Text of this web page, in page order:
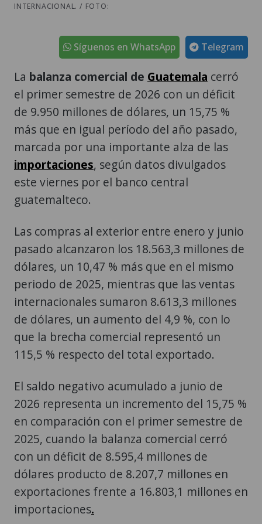
INTERNACIONAL. / FOTO:
Telegram
Síguenos en WhatsApp
La balanza comercial de Guatemala cerró
el primer semestre de 2026 con un déficit
de 9.950 millones de dólares, un 15,75 %
más que en igual período del año pasado,
marcada por una importante alza de las
importaciones, según datos divulgados
este viernes por el banco central
guatemalteco.
Las compras al exterior entre enero y junio
pasado alcanzaron los 18.563,3 millones de
dólares, un 10,47 % más que en el mismo
periodo de 2025, mientras que las ventas
internacionales sumaron 8.613,3 millones
de dólares, un aumento del 4,9 %, con lo
que la brecha comercial representó un
115,5 % respecto del total exportado.
El saldo negativo acumulado a junio de
2026 representa un incremento del 15,75 %
en comparación con el primer semestre de
2025, cuando la balanza comercial cerró
con un déficit de 8.595,4 millones de
dólares producto de 8.207,7 millones en
exportaciones frente a 16.803,1 millones en
importaciones.